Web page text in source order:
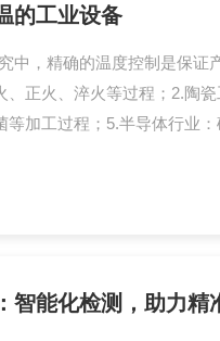
的工业设备
中，精确的温度控制是保
、正火、淬火等过程；2.陶
等加工过程；5.半导体行业
智能化检测，助力精